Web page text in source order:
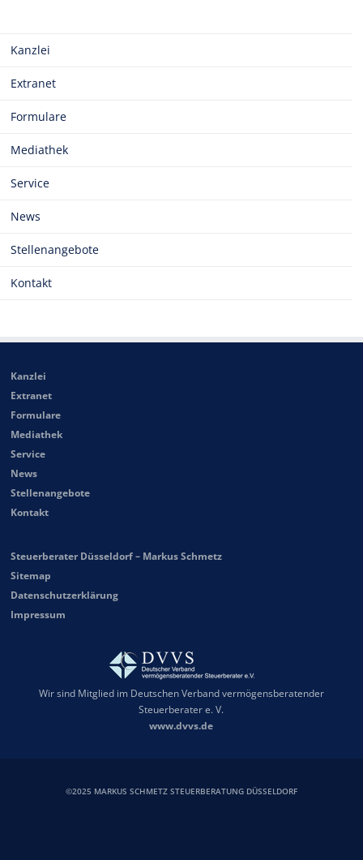
Kanzlei
Extranet
Formulare
Mediathek
Service
News
Stellenangebote
Kontakt
Kanzlei
Extranet
Formulare
Mediathek
Service
News
Stellenangebote
Kontakt
Steuerberater Düsseldorf – Markus Schmetz
Sitemap
Datenschutzerklärung
Impressum
Wir sind Mitglied im Deutschen Verband vermögensberatender
Steuerberater e. V.
www.dvvs.de
©2025 MARKUS SCHMETZ STEUERBERATUNG DÜSSELDORF